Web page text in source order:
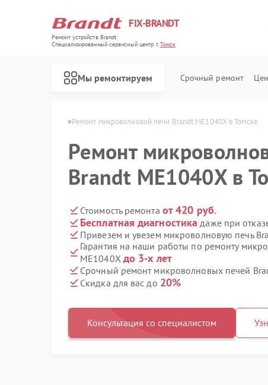
FIX-BRANDT
Ремонт устройств Brandt
Специализированный cервисный центр г.Томск
Мы ремонтируем Срочный ремонт
Ремонт микроволновой печи Brandt ME1040X в Томске
Ремонт
Brandt ME1040X в
Стоимость ремонта от 420 руб.
Бесплатная диагностика даже при
Привезем и увезем микроволновую печь
Гарантия на наши работы по ремонту
ME1040X до 3-х лет
Срочный ремонт микроволновых печей
Скидка для вас до 20%
Консультация со специалистом